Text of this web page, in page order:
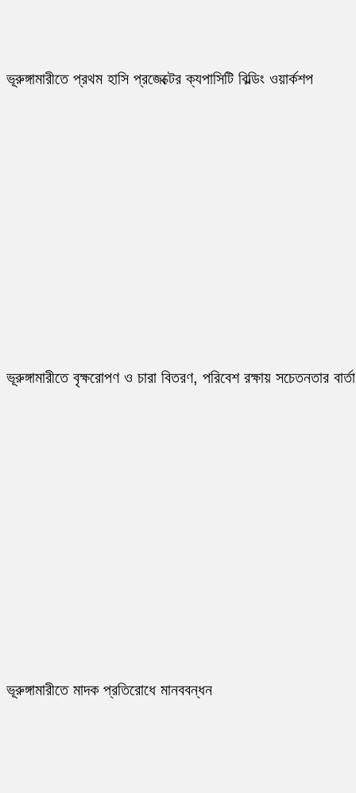
ভূরুঙ্গামারীতে প্রথম হাসি প্রজেক্টের ক্যপাসিটি বিল্ডিং ওয়ার্কশপ
ভূরুঙ্গামারীতে বৃক্ষরোপণ ও চারা বিতরণ, পরিবেশ রক্ষায় সচেতনতার বার্তা
ভূরুঙ্গামারীতে মাদক প্রতিরোধে মানববন্ধন